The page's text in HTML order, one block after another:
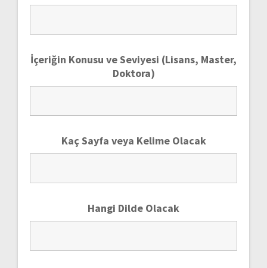
İçeriğin Konusu ve Seviyesi (Lisans, Master,
Doktora)
Kaç Sayfa veya Kelime Olacak
Hangi Dilde Olacak